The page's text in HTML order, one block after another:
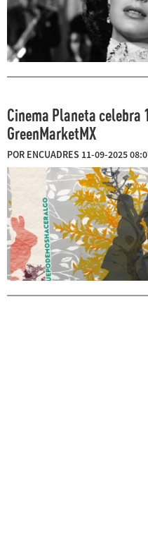
Cinema Planeta celebra
GreenMarketMX
POR ENCUADRES 11-09-2025